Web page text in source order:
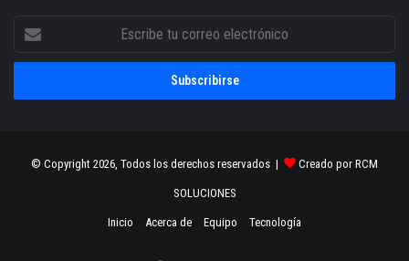
correo
© Copyright 2026, Todos los derechos reservados | Creado por RCM
SOLUCIONES
Inicio Acerca de Equipo Tecnología